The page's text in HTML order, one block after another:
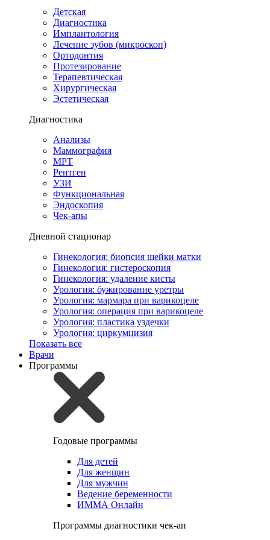
Детская
Диагностика
Имплантология
Лечение зубов (микроскоп)
Ортодонтия
Протезирование
Терапевтическая
Хирургическая
Эстетическая
Диагностика
Анализы
Маммография
МРТ
Рентген
УЗИ
Функциональная
Эндоскопия
Чек-апы
Дневной стационар
Гинекология: биопсия шейки матки
Гинекология: гистероскопия
Гинекология: удаление кисты
Урология: бужирование уретры
Урология: мармара при варикоцеле
Урология: операция при варикоцеле
Урология: пластика уздечки
Урология: циркумцизия
Показать все
Врачи
Программы
Годовые программы
Для детей
Для женщин
Для мужчин
Ведение беременности
ИММА Онлайн
Программы диагностики чек-ап